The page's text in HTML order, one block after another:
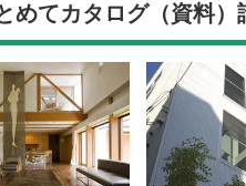
めてカタログ（資料）